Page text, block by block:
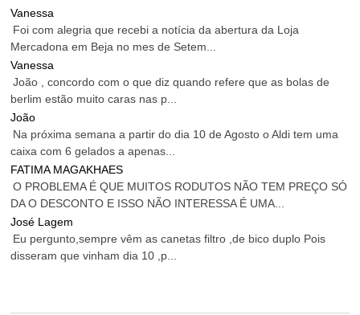
Vanessa
Foi com alegria que recebi a notícia da abertura da Loja
Mercadona em Beja no mes de Setem...
Vanessa
João , concordo com o que diz quando refere que as bolas de
berlim estão muito caras nas p...
João
Na próxima semana a partir do dia 10 de Agosto o Aldi tem uma
caixa com 6 gelados a apenas...
FATIMA MAGAKHAES
O PROBLEMA É QUE MUITOS RODUTOS NÃO TEM PREÇO SÓ
DA O DESCONTO E ISSO NÃO INTERESSA É UMA...
José Lagem
Eu pergunto,sempre vêm as canetas filtro ,de bico duplo Pois
disseram que vinham dia 10 ,p...